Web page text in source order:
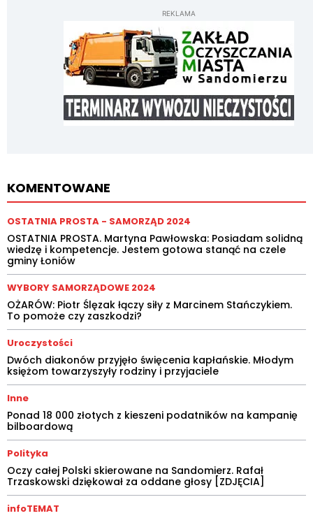
REKLAMA
KOMENTOWANE
OSTATNIA PROSTA - SAMORZĄD 2024
OSTATNIA PROSTA. Martyna Pawłowska: Posiadam solidną
wiedzę i kompetencje. Jestem gotowa stanąć na czele
gminy Łoniów
WYBORY SAMORZĄDOWE 2024
OŻARÓW: Piotr Ślęzak łączy siły z Marcinem Stańczykiem.
To pomoże czy zaszkodzi?
Uroczystości
Dwóch diakonów przyjęło święcenia kapłańskie. Młodym
księżom towarzyszyły rodziny i przyjaciele
Inne
Ponad 18 000 złotych z kieszeni podatników na kampanię
bilboardową
Polityka
Oczy całej Polski skierowane na Sandomierz. Rafał
Trzaskowski dziękował za oddane głosy [ZDJĘCIA]
infoTEMAT